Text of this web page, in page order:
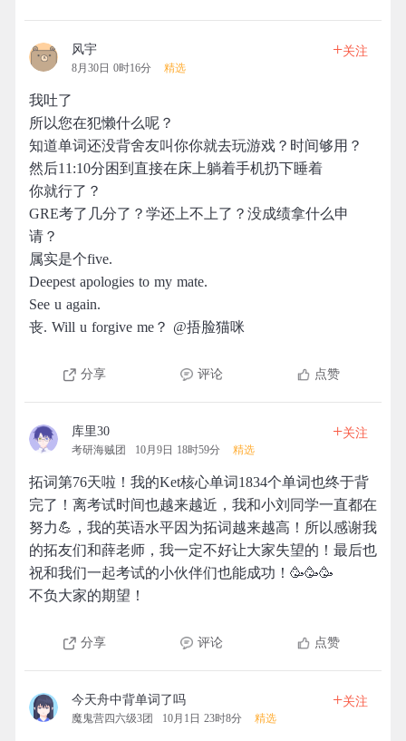
风宇
8月30日 0时16分 精选
+关注
我吐了
所以您在犯懒什么呢？
知道单词还没背舍友叫你你就去玩游戏？时间够用？
然后11:10分困到直接在床上躺着手机扔下睡着
你就行了？
GRE考了几分了？学还上不上了？没成绩拿什么申
请？
属实是个five.
Deepest apologies to my mate.
See u again.
丧. Will u forgive me？ @捂脸猫咪
分享 评论 点赞
库里30
考研海贼团 10月9日 18时59分 精选
+关注
拓词第76天啦！我的Ket核心单词1834个单词也终于背
完了！离考试时间也越来越近，我和小刘同学一直都在
努力💪，我的英语水平因为拓词越来越高！所以感谢我
的拓友们和薛老师，我一定不好让大家失望的！最后也
祝和我们一起考试的小伙伴们也能成功！🥳🥳🥳
不负大家的期望！
分享 评论 点赞
今天舟中背单词了吗
魔鬼营四六级3团 10月1日 23时8分 精选
+关注